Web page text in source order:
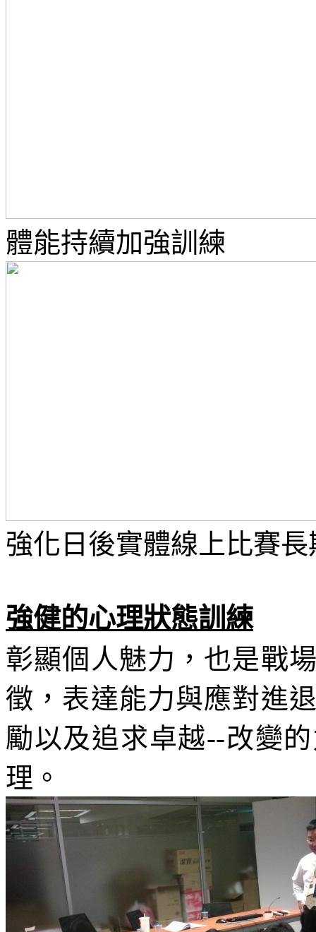
體能持續加強訓練
強化日後實體線上比賽
強健的心理狀態訓練
彰顯個人魅力，也是戰
徵，表達能力與應對進
勵以及追求卓越--改變
理。